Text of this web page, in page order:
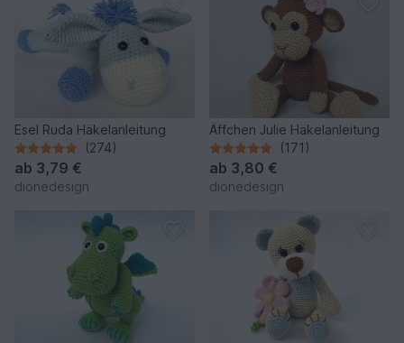
Esel Ruda Häkelanleitung
(274)
ab 3,79 €
dionedesign
Äffchen Julie Häkelanleitung
(171)
ab 3,80 €
dionedesign